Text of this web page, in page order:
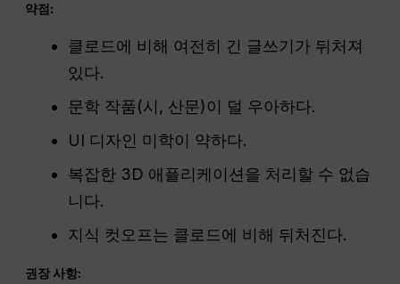
약점:
클로드에 비해 여전히 긴 글쓰기가 뒤처져
있다.
문학 작품(시, 산문)이 덜 우아하다.
UI 디자인 미학이 약하다.
복잡한 3D 애플리케이션을 처리할 수 없습
니다.
지식 컷오프는 클로드에 비해 뒤처진다.
권장 사항: